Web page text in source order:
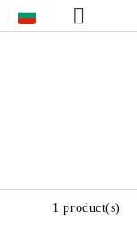
1 product(s)